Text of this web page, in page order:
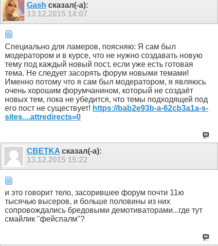
Gash сказал(-а):
13.12.2015 14:07
Специально для ламеров, поясняю: Я сам был
модератором и в курсе, что не нужно создавать новую
тему под каждый новый пост, если уже есть готовая
тема. Не следует засорять форум новыми темами!
Именно потому что я сам был модератором, я являюсь
очень хорошим форумчанином, который не создаёт
новых тем, пока не убедится, что темы подходящей под
его пост не существует! https://bab2e93b-a-62cb3a1a-s-
sites....attredirects=0
CBETKA сказал(-а):
13.12.2015 15:22
и это говорит тело, засорившее форум почти 11ю
тысячью высеров, и больше половины из них
сопровождались бредовыми демотиваторами...где тут
смайлик "фейспалм"?